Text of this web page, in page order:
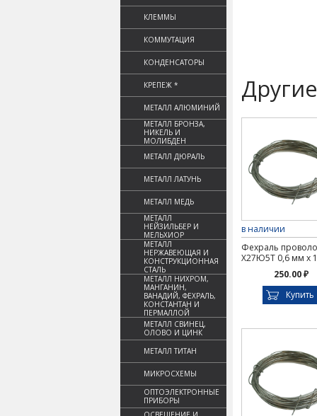
КЛЕММЫ
КОММУТАЦИЯ
КОНДЕНСАТОРЫ
КРЕПЕЖ *
МЕТАЛЛ АЛЮМИНИЙ
МЕТАЛЛ БРОНЗА,
НИКЕЛЬ И
МОЛИБДЕН
МЕТАЛЛ ДЮРАЛЬ
МЕТАЛЛ ЛАТУНЬ
МЕТАЛЛ МЕДЬ
МЕТАЛЛ
НЕЙЗИЛЬБЕР И
МЕЛЬХИОР
МЕТАЛЛ
НЕРЖАВЕЮЩАЯ И
КОНСТРУКЦИОННАЯ
СТАЛЬ
МЕТАЛЛ НИХРОМ,
МАНГАНИН,
ВАНАДИЙ, ФЕХРАЛЬ,
КОНСТАНТАН И
ПЕРМАЛЛОЙ
МЕТАЛЛ СВИНЕЦ,
ОЛОВО И ЦИНК
МЕТАЛЛ ТИТАН
МИКРОСХЕМЫ
ОПТОЭЛЕКТРОННЫЕ
ПРИБОРЫ
в наличии
Фехраль
Х27Ю5Т 0,6 мм х
250.00 ₽
Купить